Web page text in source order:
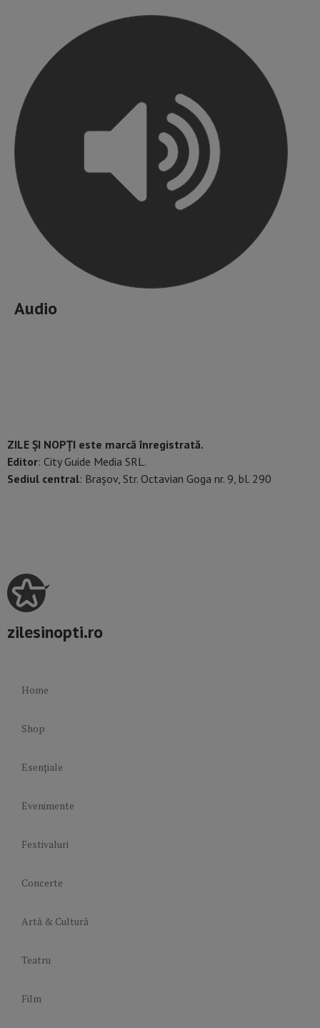
Audio
ZILE ȘI NOPȚI este marcă înregistrată.
Editor: City Guide Media SRL.
Sediul central: Brașov, Str. Octavian Goga nr. 9, bl. 290
zilesinopti.ro
Home
Shop
Esențiale
Evenimente
Festivaluri
Concerte
Artă & Cultură
Teatru
Film